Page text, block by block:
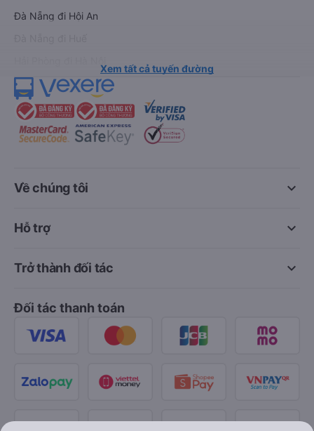
Đà Nẵng đi Hội An
Xem tất cả tuyến đường
keyboard_arrow_down
Về chúng tôi
keyboard_arrow_down
Hỗ trợ
keyboard_arrow_down
Trở thành đối tác
Đối tác thanh toán